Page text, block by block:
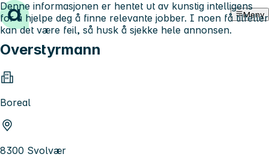
Hopp til innhold Meny
Overstyrmann
Boreal
8300 Svolvær
Denne informasjonen er hentet ut av kunstig intelligens
for å hjelpe deg å finne relevante jobber. I noen få tilfeller
kan det være feil, så husk å sjekke hele annonsen.